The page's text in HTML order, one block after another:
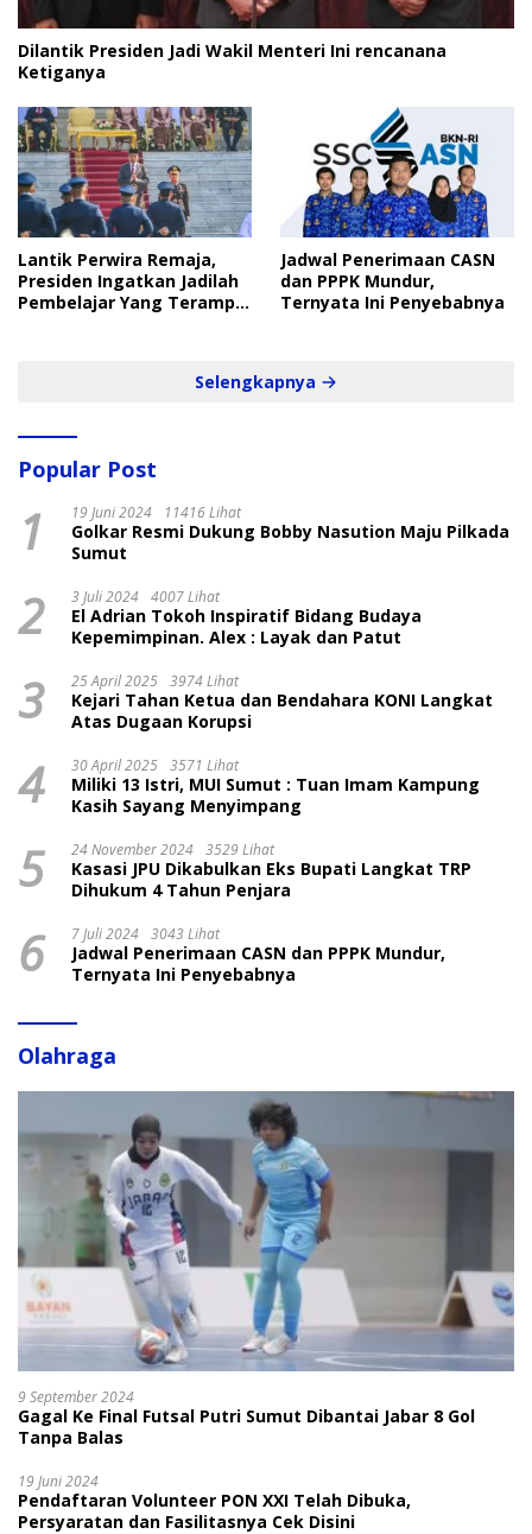
Dilantik Presiden Jadi Wakil Menteri Ini rencanana
Ketiganya
Lantik Perwira Remaja,
Presiden Ingatkan Jadilah
Pembelajar Yang Terampil
Jadwal Penerimaan CASN
dan PPPK Mundur,
Ternyata Ini Penyebabnya
Selengkapnya
Popular Post
1 19 Juni 2024 11416 Lihat
Golkar Resmi Dukung Bobby Nasution Maju Pilkada
Sumut
2 3 Juli 2024 4007 Lihat
El Adrian Tokoh Inspiratif Bidang Budaya
Kepemimpinan. Alex : Layak dan Patut
3 25 April 2025 3974 Lihat
Kejari Tahan Ketua dan Bendahara KONI Langkat
Atas Dugaan Korupsi
4 30 April 2025 3571 Lihat
Miliki 13 Istri, MUI Sumut : Tuan Imam Kampung
Kasih Sayang Menyimpang
5 24 November 2024 3529 Lihat
Kasasi JPU Dikabulkan Eks Bupati Langkat TRP
Dihukum 4 Tahun Penjara
6 7 Juli 2024 3043 Lihat
Jadwal Penerimaan CASN dan PPPK Mundur,
Ternyata Ini Penyebabnya
Olahraga
9 September 2024
Gagal Ke Final Futsal Putri Sumut Dibantai Jabar 8 Gol
Tanpa Balas
19 Juni 2024
Pendaftaran Volunteer PON XXI Telah Dibuka,
Persyaratan dan Fasilitasnya Cek Disini